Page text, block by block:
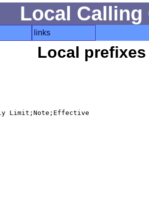
Local Calling
links
Local prefixes